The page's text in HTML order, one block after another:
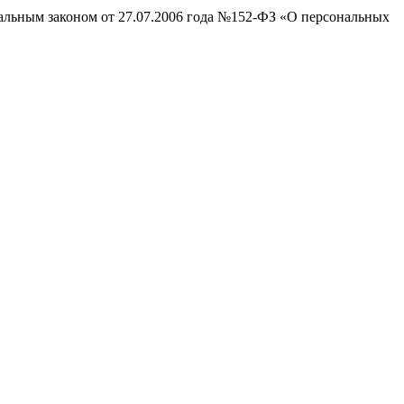
законом от 27.07.2006 года №152-ФЗ «О персональных